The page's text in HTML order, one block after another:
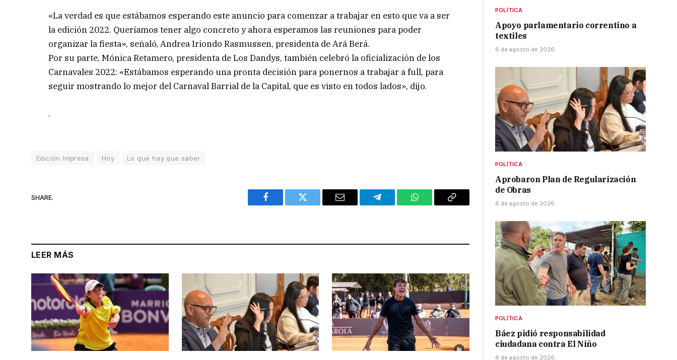
«La verdad es que estábamos esperando este anuncio para comenzar a trabajar en esto que va a ser
la edición 2022. Queríamos tener algo concreto y ahora esperamos las reuniones para poder
organizar la fiesta», señaló, Andrea Iriondo Rasmussen, presidenta de Ará Berá.
Por su parte, Mónica Retamero, presidenta de Los Dandys, también celebró la oficialización de los
Carnavales 2022: «Estábamos esperando una pronta decisión para ponernos a trabajar a full, para
seguir mostrando lo mejor del Carnaval Barrial de la Capital, que es visto en todos lados», dijo.
.
Edición Impresa Hoy Lo que hay que saber
SHARE.
Facebook Twitter Email Telegram WhatsAppCopy
LEER MÁS
POLÍTICA
Apoyo parlamentario correntino a
textiles
6 de agosto de 2026
POLÍTICA
Aprobaron Plan de Regularización
de Obras
6 de agosto de 2026
POLÍTICA
Báez pidió responsabilidad
ciudadana contra El Niño
6 de agosto de 2026